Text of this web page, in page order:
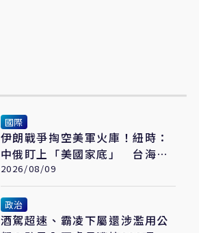
國際
伊朗戰爭掏空美軍火庫！紐時：
中俄盯上「美國家底」 台海戰
力恐成最大受害者
2026/08/09
政治
酒駕超速、霸凌下屬還涉濫用公